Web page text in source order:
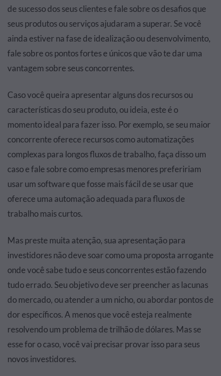
de sucesso dos seus clientes e fale sobre os desafios que
seus produtos ou serviços ajudaram a superar. Se você
ainda estiver na fase de idealização ou desenvolvimento,
fale sobre os pontos fortes e únicos que vão te dar uma
vantagem sobre seus concorrentes.
Caso você queira apresentar alguns dos recursos ou
características do seu produto, ou ideia, este é o
momento ideal para fazer isso. Por exemplo, se seu maior
concorrente oferece recursos como automatizações
complexas para longos fluxos de trabalho, faça disso um
caso e fale sobre como empresas menores prefeririam
usar um software que fosse mais fácil de se usar que
oferece uma automação adequada para fluxos de
trabalho mais curtos.
Mas preste muita atenção, sua apresentação para
investidores não deve soar como uma proposta arrogante
onde você sabe tudo e seus concorrentes estão fazendo
tudo errado. Seu objetivo deve ser preencher as lacunas
do mercado, ou atender a um nicho, ou abordar pontos de
dor específicos. A menos que você esteja realmente
resolvendo um problema de trilhão de dólares. Mas se
esse for o caso, você vai precisar provar isso para seus
novos investidores.